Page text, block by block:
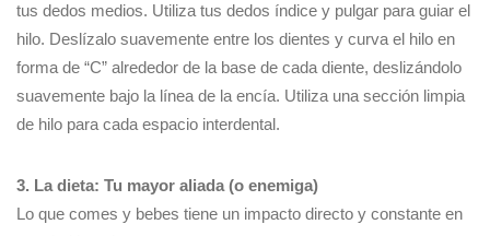
tus dedos medios. Utiliza tus dedos índice y pulgar para guiar el
hilo. Deslízalo suavemente entre los dientes y curva el hilo en
forma de “C” alrededor de la base de cada diente, deslizándolo
suavemente bajo la línea de la encía. Utiliza una sección limpia
de hilo para cada espacio interdental.
3. La dieta: Tu mayor aliada (o enemiga)
Lo que comes y bebes tiene un impacto directo y constante en